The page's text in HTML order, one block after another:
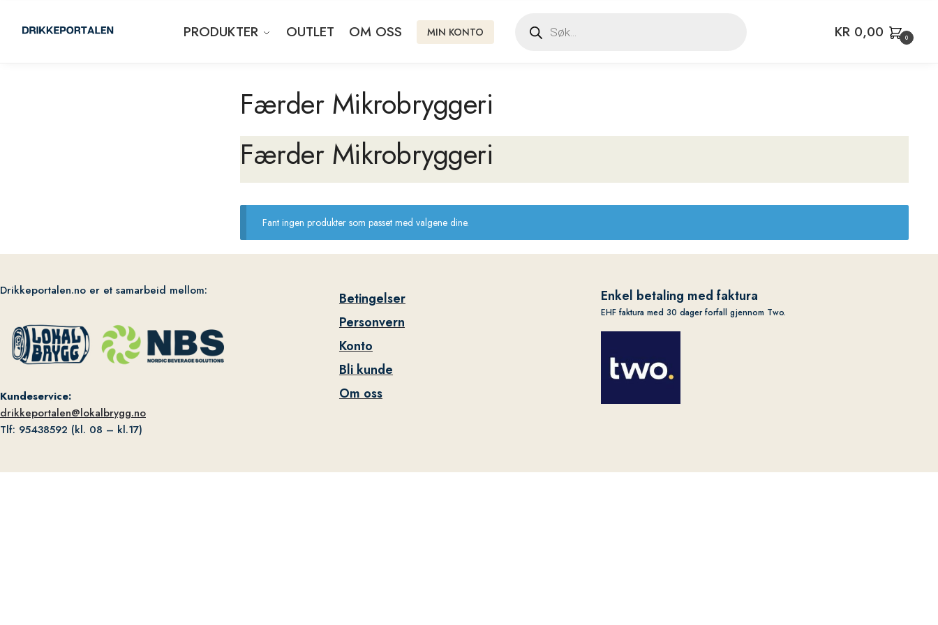
PRODUKTER OUTLET OM OSS MIN KONTO KR 0,00 0
Færder Mikrobryggeri
Færder Mikrobryggeri
Fant ingen produkter som passet med valgene dine.
Drikkeportalen.no er et samarbeid mellom:
Kundeservice:
drikkeportalen@lokalbrygg.no
Tlf: 95438592 (kl. 08 – kl.17)
Betingelser
Personvern
Konto
Bli kunde
Om oss
Enkel betaling med faktura
EHF faktura med 30 dager forfall gjennom Two.